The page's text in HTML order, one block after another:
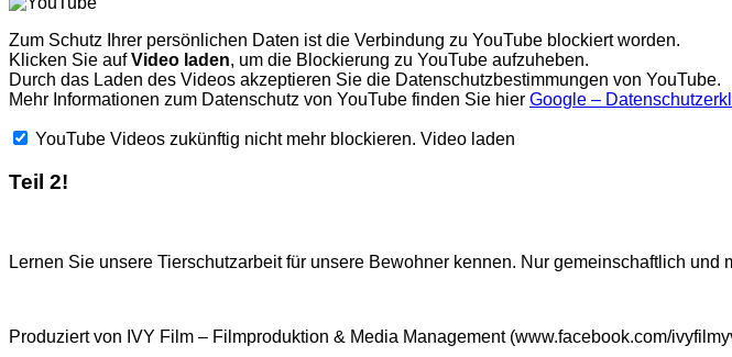
Zum Schutz Ihrer persönlichen Daten ist die Verbindung zu YouTube blockiert worden.
Klicken Sie aufVideo laden, um die Blockierung zu YouTube aufzuheben.
Durch das Laden des Videos akzeptieren Sie die Datenschutzbestimmungen von YouTube.
Mehr Informationen zum Datenschutz von YouTube finden Sie hier Google –
YouTube Videos zukünftig nicht mehr blockieren. Video laden
Teil 2!
Lernen Sie unsere Tierschutzarbeit für unsere Bewohner kennen. Nur gemeinschaftlich
Produziert von IVY Film – Filmproduktion & Media Management (www.facebook.com/